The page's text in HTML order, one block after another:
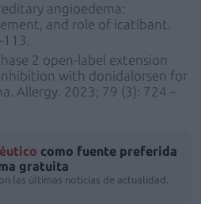
angioedema:
and role of icatibant.
2 open-label extension
with donidalorsen for
Allergy. 2023; 79 (3): 724 –
como fuente preferida
gratuita
las últimas noticias de actualidad.